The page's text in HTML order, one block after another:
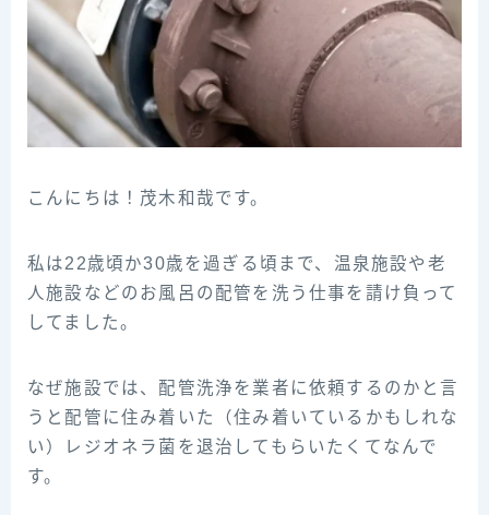
こんにちは！茂木和哉です。
私は22歳頃か30歳を過ぎる頃まで、温泉施設や老
人施設などのお風呂の配管を洗う仕事を請け負って
してました。
なぜ施設では、配管洗浄を業者に依頼するのかと言
うと配管に住み着いた（住み着いているかもしれな
い）レジオネラ菌を退治してもらいたくてなんで
す。